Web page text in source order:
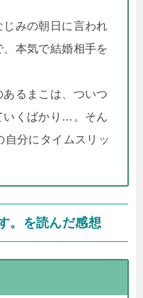
みの朝日に言われ
本気で結婚相手を
るまこは、ついつ
いくばかり…。そん
自分にタイムスリッ
。を読んだ感想